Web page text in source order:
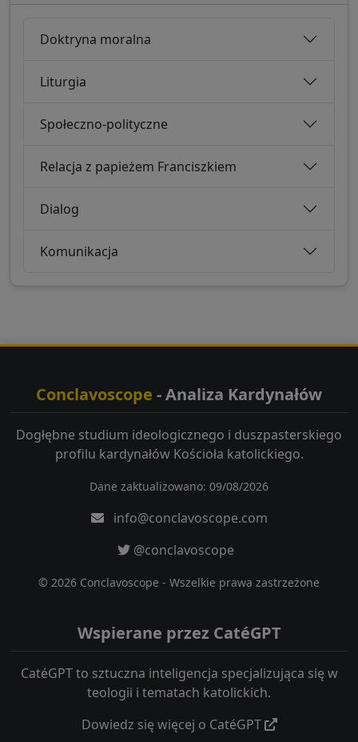
Doktryna moralna
Liturgia
Społeczno-polityczne
Relacja z papieżem Franciszkiem
Dialog
Komunikacja
Conclavoscope - Analiza Kardynałów
Dogłębne studium ideologicznego i duszpasterskiego
profilu kardynałów Kościoła katolickiego.
Dane zaktualizowano: 09/08/2026
info@conclavoscope.com
@conclavoscope
© 2026 Conclavoscope - Wszelkie prawa zastrzeżone
Wspierane przez CatéGPT
CatéGPT to sztuczna inteligencja specjalizująca się w
teologii i tematach katolickich.
Dowiedz się więcej o CatéGPT